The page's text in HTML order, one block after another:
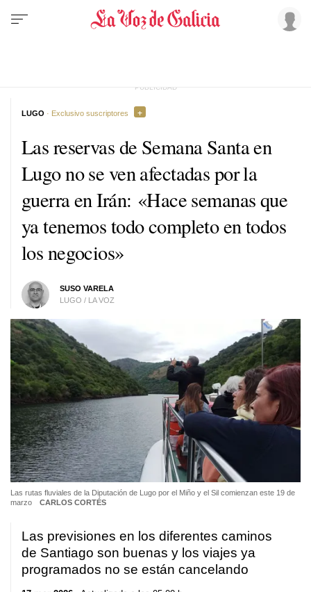
Las reservas de Semana Santa en
Lugo no se ven afectadas por la
guerra en Irán: «Hace semanas que
ya tenemos todo completo en todos
los negocios»
SUSO VARELA
LUGO / LA VOZ
LUGO · Exclusivo suscriptores
Las rutas fluviales de la Diputación de Lugo por el Miño y el Sil comienzan este 19 de
marzo
CARLOS CORTÉS
Las previsiones en los diferentes caminos
de Santiago son buenas y los viajes ya
programados no se están cancelando